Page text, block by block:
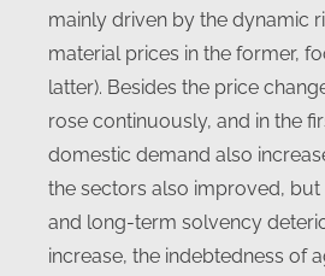
mainly driven by the dynamic
material prices in the former,
latter). Besides the price
rose continuously, and in the
domestic demand also
the sectors also improved,
and long-term solvency
increase, the indebtedness of